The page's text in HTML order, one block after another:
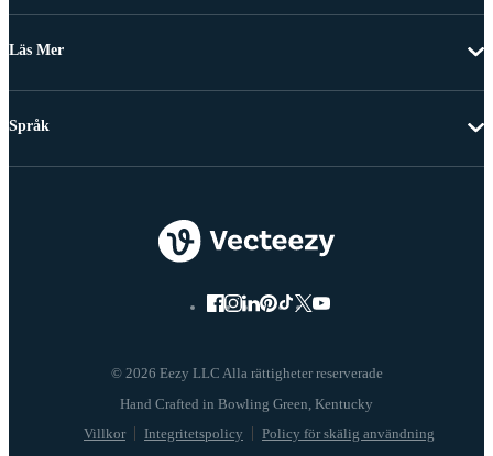
Läs Mer
© 2026 Eezy LLC Alla rättigheter reserverade
Villkor Integritetspolicy Policy för skälig användning
Språk